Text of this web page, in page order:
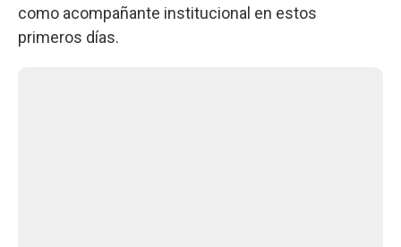
como acompañante institucional en estos
primeros días.